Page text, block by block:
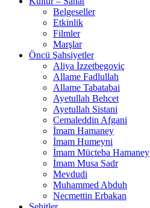
Belgeseller
Etkinlik
Filmler
Marşlar
Öncü Şahsiyetler
Aliya İzzetbegoviç
Allame Fadlullah
Allame Tabatabai
Ayetullah Behcet
Ayetullah Sistani
Cemaleddin Afgani
İmam Hamaney
İmam Humeyni
İmam Mücteba Hamaney
İmam Musa Sadr
Mevdudi
Muhammed Abduh
Necmettin Erbakan